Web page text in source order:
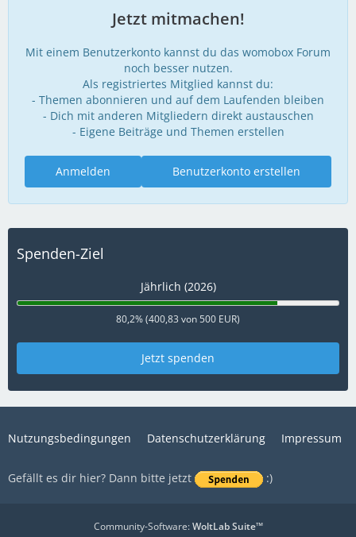
Jetzt mitmachen!
Mit einem Benutzerkonto kannst du das womobox Forum
noch besser nutzen.
Als registriertes Mitglied kannst du:
- Themen abonnieren und auf dem Laufenden bleiben
- Dich mit anderen Mitgliedern direkt austauschen
- Eigene Beiträge und Themen erstellen
Benutzerkonto erstellen
Anmelden
Spenden-Ziel
Jährlich (2026)
80,2% (400,83 von 500 EUR)
Jetzt spenden
Nutzungsbedingungen Datenschutzerklärung Impressum
Gefällt es dir hier? Dann bitte jetzt :)
Community-Software:WoltLab Suite™